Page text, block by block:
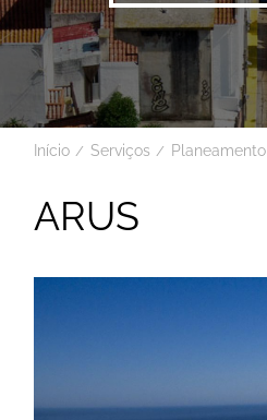
Início Serviços Planeamento
ARUS